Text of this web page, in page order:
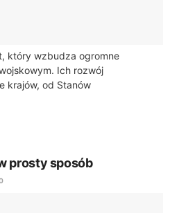
który wzbudza ogromne
Ich rozwój
krajów, od Stanów
i Azję. W USA kluczowym
prosty sposób